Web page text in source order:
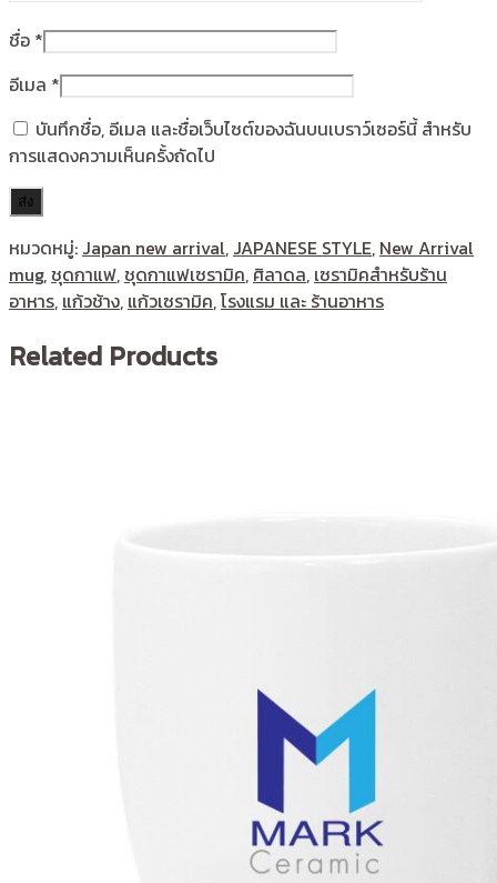
ชื่อ *
อีเมล *
บันทึกชื่อ, อีเมล และชื่อเว็บไซต์ของฉันบนเบราว์เซอร์นี้ สำหรับ
การแสดงความเห็นครั้งถัดไป
หมวดหมู่: Japan new arrival, JAPANESE STYLE, New Arrival
mug, ชุดกาแฟ, ชุดกาแฟเซรามิค, ศิลาดล, เซรามิคสำหรับร้าน
อาหาร, แก้วช้าง, แก้วเซรามิค,โรงแรม และ ร้านอาหาร
Related Products